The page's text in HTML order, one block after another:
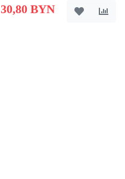
30,80 BYN